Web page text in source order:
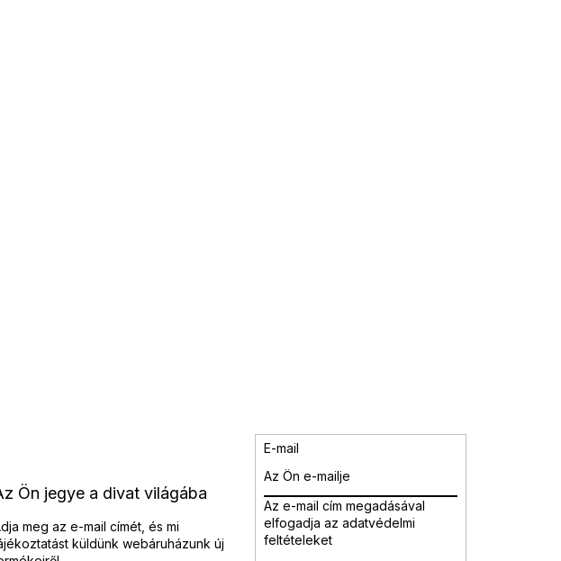
Ön jegye a divat világába
meg az e-mail címét, és mi
küldünk webáruházunk új
E-mail
Az e-mail cím megadásával
elfogadja az adatvédelmi
feltételeket